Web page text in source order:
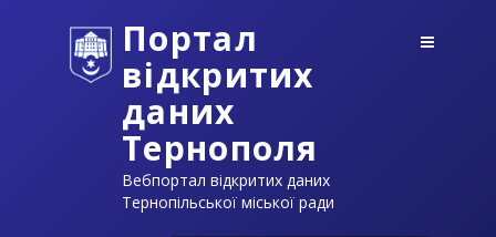
Портал
відкритих
даних
Тернополя
Вебпортал відкритих даних
Тернопільської міської ради